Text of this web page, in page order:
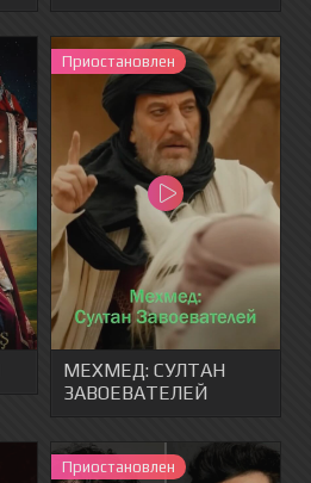
Приостановлен
МЕХМЕД: СУЛТАН
ЗАВОЕВАТЕЛЕЙ
Приостановлен